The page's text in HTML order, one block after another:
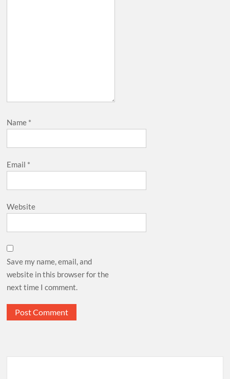
Name *
Email *
Website
Save my name, email, and
website in this browser for the
next time I comment.